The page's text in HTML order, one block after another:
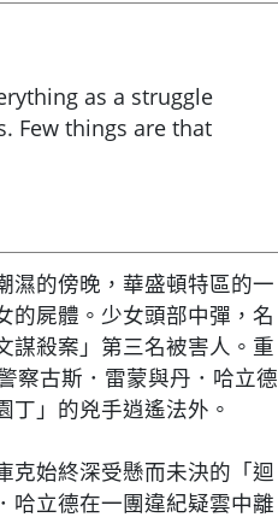
as a struggle
Few things are that
濕的傍晚，華盛頓特區的一
的屍體。少女頭部中彈，名
謀殺案」第三名被害人。重
察古斯．雷蒙與丹．哈立德
丁」的兇手逍遙法外。
克始終深受懸而未決的「迴
哈立德在一團違紀疑雲中離